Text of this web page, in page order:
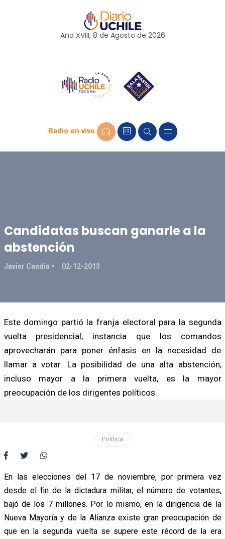
Año XVIII, 8 de Agosto de 2026
Radio en vivo
Candidatas buscan ganarle a la
abstención
Javier Candia 02-12-2013
Este domingo partió la franja electoral para la segunda
vuelta presidencial, instancia que los comandos
aprovecharán para poner énfasis en la necesidad de
llamar a votar. La posibilidad de una alta abstención,
incluso mayor a la primera vuelta, es la mayor
preocupación de los dirigentes políticos.
Política
En las elecciones del 17 de noviembre, por primera vez
desde el fin de la dictadura militar, el número de votantes,
bajó de los 7 millones. Por lo mismo, en la dirigencia de la
Nueva Mayoría y de la Alianza existe gran preocupación de
que en la segunda vuelta se supere este récord de la era